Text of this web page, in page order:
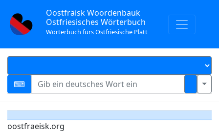
Oostfräisk Woordenbauk
Ostfriesisches Wörterbuch
Wörterbuch fürs Ostfriesische Platt
oostfraeisk.org